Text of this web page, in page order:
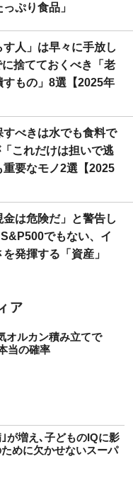
ぷり食品」
す人」は早々に手放し
捨てておくべき「老
もの」8選【2025年
べきは水でも食料で
これだけは担いで逃
重要なモノ2選【2025
は危険だ」と警告し
でもない、イ
発揮する「資産」
ルカン積み立てで
当の確率
が増え､子どものIQに影
めに欠かせないスーパ